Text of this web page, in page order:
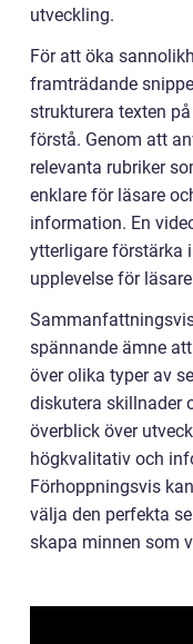
utveckling.
För att öka
framträdande
strukturera texten
förstå. Genom att
relevanta rubriker
enklare för läsare
information. En
ytterligare förstärka
upplevelse för
spännande ämne
över olika typer av
diskutera skillnader
överblick över
högkvalitativ och
Förhoppningsvis
välja den perfekta
skapa minnen som